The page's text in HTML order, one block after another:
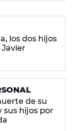
los dos hijos
de su
sus hijos por